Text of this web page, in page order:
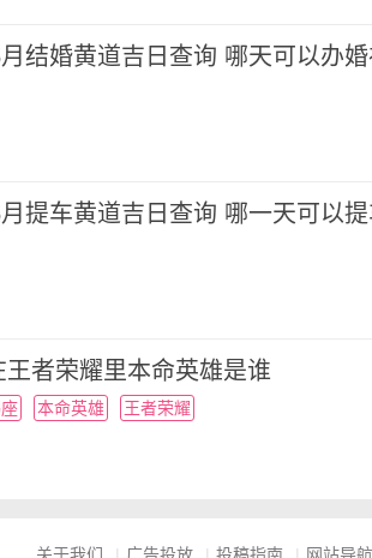
四
体的日子还需要参考你的八字，可选
最好要压在凶方之外，卫生间位置应尽
。
结婚黄道吉日查询 哪天可以办
提车黄道吉日查询 哪一天可以
王者荣耀里本命英雄是谁
本命英雄 王者荣耀